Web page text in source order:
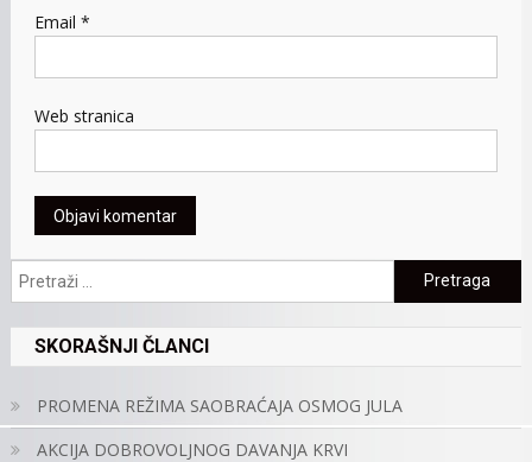
Email *
Web stranica
Pretraga:
SKORAŠNJI ČLANCI
PROMENA REŽIMA SAOBRAĆAJA OSMOG JULA
AKCIJA DOBROVOLJNOG DAVANJA KRVI